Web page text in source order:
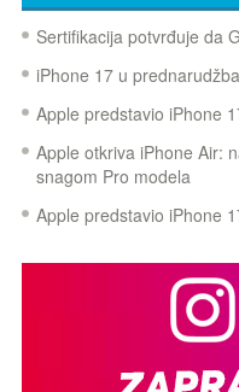
Sertifikacija potvrđuje da
iPhone 17 u
Apple predstavio iPhone
Apple otkriva iPhone Air:
snagom Pro modela
Apple predstavio iPhone